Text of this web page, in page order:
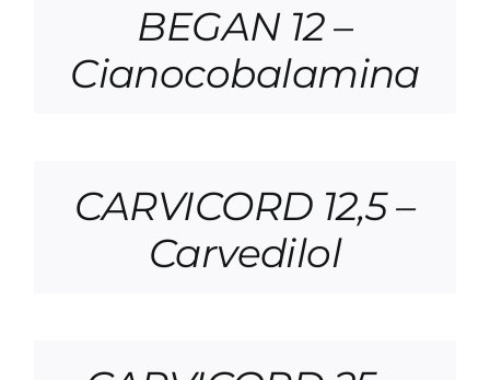
BEGAN 12 –
Cianocobalamina
CARVICORD 12,5 –
Carvedilol